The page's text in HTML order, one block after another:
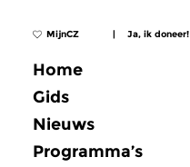
MijnCZ | Ja, ik doneer!
Home
Gids
Nieuws
Programma’s